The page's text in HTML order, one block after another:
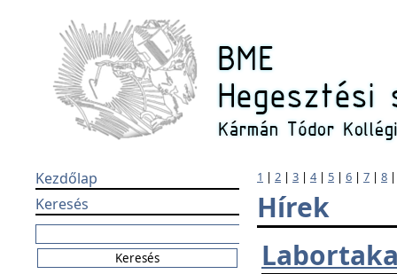
Kezdőlap
Keresés
1 | 2 | 3 | 4| 5 | 6 | 7 | 8
Hírek